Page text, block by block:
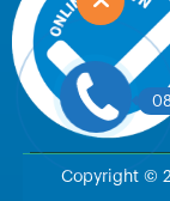
Copyright ©